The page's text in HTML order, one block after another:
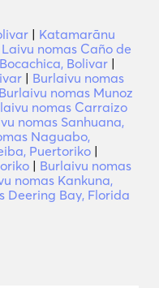
| Katamarānu
Laivu nomas Caño de
Bolivar |
| Burlaivu nomas
Burlaivu nomas Munoz
nomas Carraizo
nomas Sanhuana,
Naguabo,
Puertoriko |
| Burlaivu nomas
nomas Kankuna,
Deering Bay, Florida